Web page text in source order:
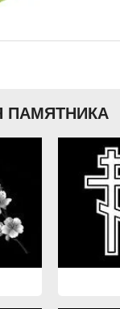
ПАМЯТНИКА